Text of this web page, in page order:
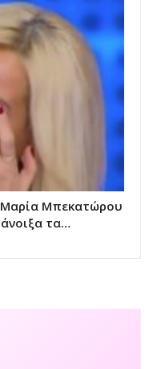
Μαρία Μπεκατώρου
τα…